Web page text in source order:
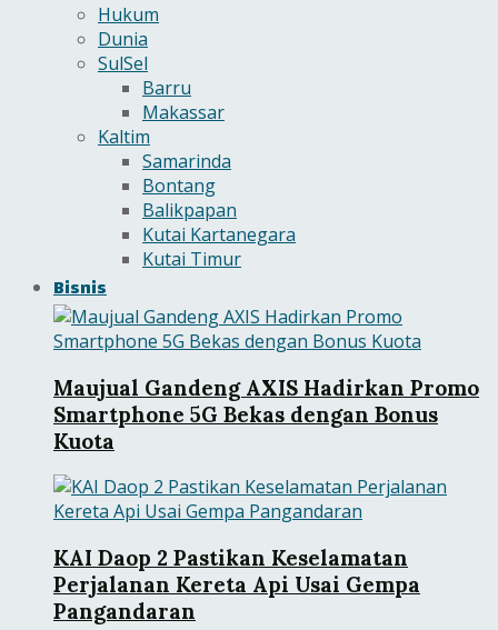
Hukum
Dunia
SulSel
Barru
Makassar
Kaltim
Samarinda
Bontang
Balikpapan
Kutai Kartanegara
Kutai Timur
Bisnis
Maujual Gandeng AXIS Hadirkan Promo
Smartphone 5G Bekas dengan Bonus
Kuota
KAI Daop 2 Pastikan Keselamatan
Perjalanan Kereta Api Usai Gempa
Pangandaran